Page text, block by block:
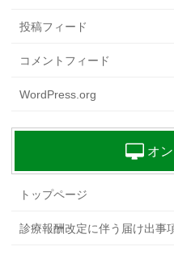
投稿フィード
コメントフィード
WordPress.org
オ
トップページ
診療報酬改定に伴う届け出事